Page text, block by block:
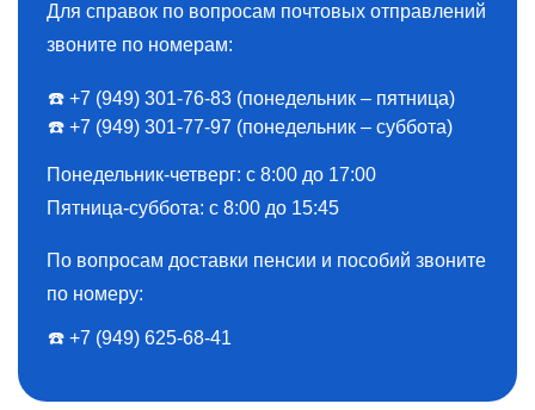
Для справок по вопросам почтовых отправлений
звоните по номерам:
☎️ +7 (949) 301-76-83 (понедельник – пятница)
☎️ +7 (949) 301-77-97 (понедельник – суббота)
Понедельник-четверг: с 8:00 до 17:00
Пятница-суббота: с 8:00 до 15:45
По вопросам доставки пенсии и пособий звоните
по номеру:
☎️ ️+7 (949) 625-68-41